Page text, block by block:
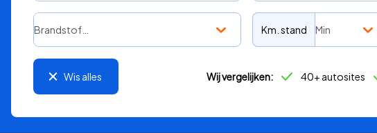
Brandstof… Km. stand Min
Wis alles Wij vergelijken: 40+ autosites